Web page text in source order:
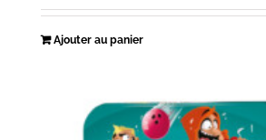
Ajouter au panier